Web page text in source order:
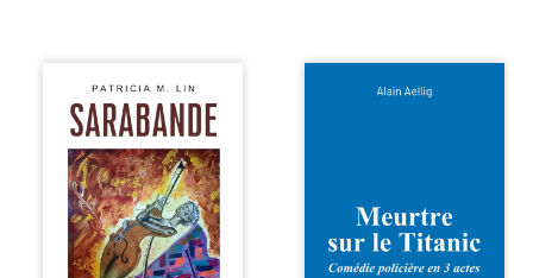
Aux chants
crépitants de l’été,
Sous le silence
ouaté de la neige
en hiver, Au cours
de nuits pâles,
Dans la clarté
bienveillante de la
lune, Rêves,
pensées, révoltes
Et si le naufrage
en 1912, un
meurtre est
commis. Le drame
disparaît avec le